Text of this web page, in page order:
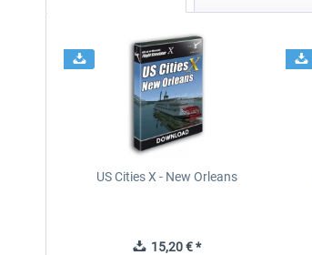
US Cities X - New Orleans
15,20 € *